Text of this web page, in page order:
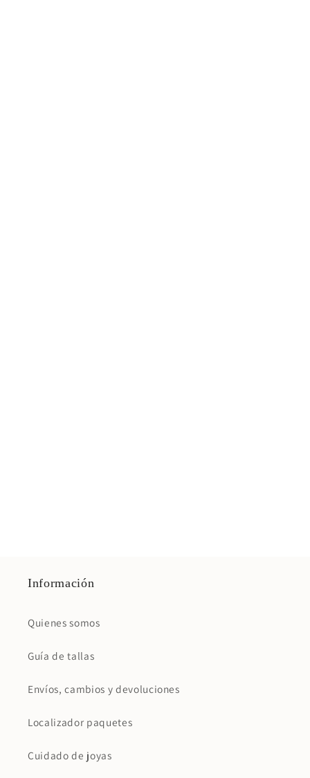
Información
Quienes somos
Guía de tallas
Envíos, cambios y devoluciones
Localizador paquetes
Cuidado de joyas